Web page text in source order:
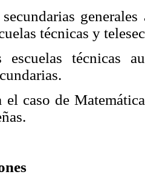
técnicas y
escuelas técnicas
el caso de